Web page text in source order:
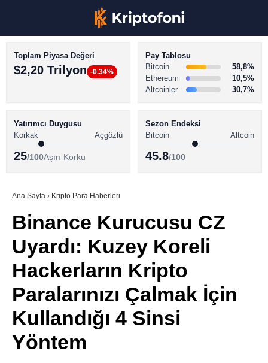
Youtube
TikTok
Pinterest
LinkedIn
BİTCOİN HABERLERİ
ALTCOİN HABERLERİ
SÖZLÜK
Toplam Piyasa Değeri
$2,20 Trilyon -0.34%
Pay Tablosu
Bitcoin
58,8%
Ethereum
10,5%
Altcoinler
30,7%
Yatırımcı Duygusu
Korkak
Açgözlü
25/100Aşırı Korku
Sezon Endeksi
Bitcoin
Altcoin
45.8/100
Ana Sayfa › Kripto Para Haberleri
Binance Kurucusu CZ
Uyardı: Kuzey Koreli
Hackerların Kripto
Paralarınızı Çalmak İçin
Kullandığı 4 Sinsi
Yöntem